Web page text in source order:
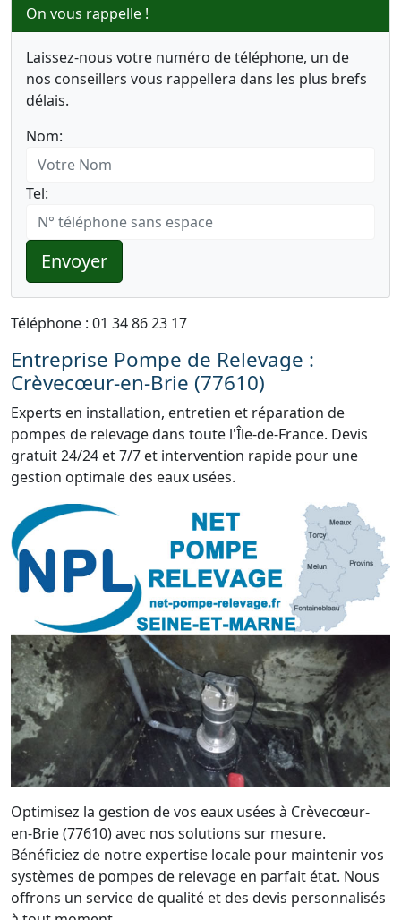
On vous rappelle !
Laissez-nous votre numéro de téléphone, un de
nos conseillers vous rappellera dans les plus brefs
délais.
Nom:
Tel:
Envoyer
Téléphone : 01 34 86 23 17
Entreprise Pompe de Relevage :
Crèvecœur-en-Brie (77610)
Experts en installation, entretien et réparation de
pompes de relevage dans toute l'Île-de-France. Devis
gratuit 24/24 et 7/7 et intervention rapide pour une
gestion optimale des eaux usées.
Optimisez la gestion de vos eaux usées à Crèvecœur-
en-Brie (77610) avec nos solutions sur mesure.
Bénéficiez de notre expertise locale pour maintenir vos
systèmes de pompes de relevage en parfait état. Nous
offrons un service de qualité et des devis personnalisés